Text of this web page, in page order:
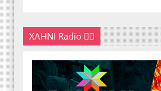
XAHNI Radio 👇🏽